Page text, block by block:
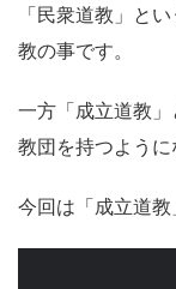
「民衆道教」と
教の事です。
一方「成立道教」
教団を持つように
今回は「成立道教